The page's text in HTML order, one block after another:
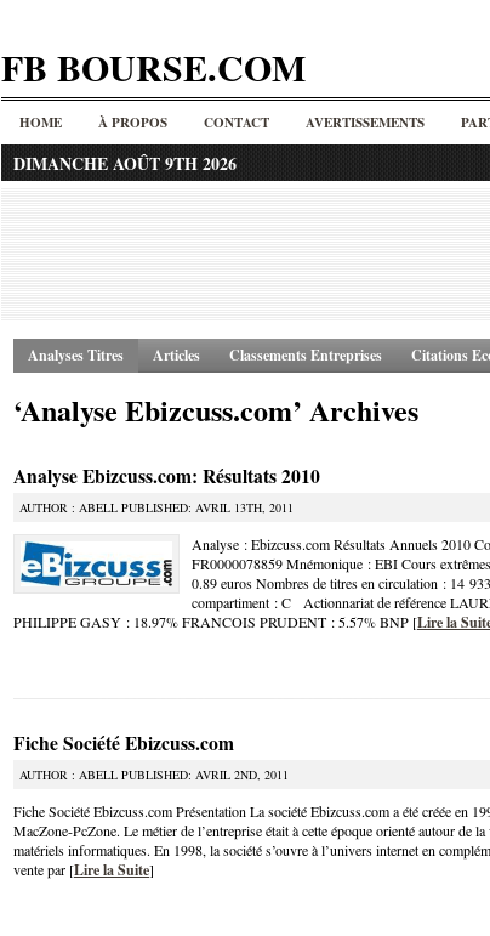
FB BOURSE.COM
HOME À PROPOS CONTACT AVERTISSEMENTS
DIMANCHE AOÛT 9TH 2026
Analyses Titres Articles Classements Entreprises Citations
‘Analyse Ebizcuss.com’ Archives
Analyse Ebizcuss.com: Résultats 2010
AUTHOR : ABELL PUBLISHED: AVRIL 13TH, 2011
Analyse : Ebizcuss.com Résultats Annuels 2010
FR0000078859 Mnémonique : EBI Cours
0.89 euros Nombres de titres en circulation : 14
compartiment : C Actionnariat de référence
PHILIPPE GASY : 18.97% FRANCOIS PRUDENT : 5.57% BNP [Lire la
Fiche Société Ebizcuss.com
AUTHOR : ABELL PUBLISHED: AVRIL 2ND, 2011
Fiche Société Ebizcuss.com Présentation La société Ebizcuss.com a été créée en
MacZone-PcZone. Le métier de l’entreprise était à cette époque orienté autour de la
matériels informatiques. En 1998, la société s’ouvre à l’univers internet en
vente par [Lire la Suite]